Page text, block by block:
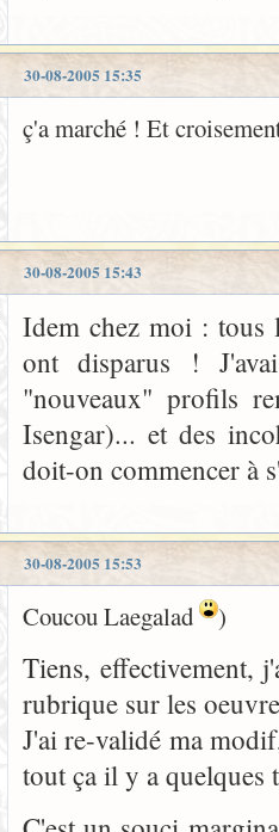
30-08-2005 15:35
ç'a marché ! Et
30-08-2005 15:43
Idem chez moi : tous
ont disparus !
"nouveaux" profils
Isengar)... et des
doit-on commencer à
30-08-2005 15:53
Coucou Laegalad )
Tiens, effectivement,
rubrique sur les
J'ai re-validé ma
tout ça il y a quelques